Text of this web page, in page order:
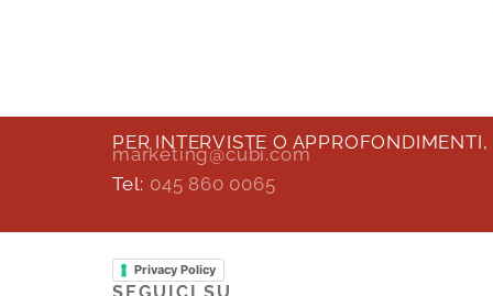
PER INTERVISTE O
marketing@cubi.com
Tel: 045 860 0065
Privacy Policy